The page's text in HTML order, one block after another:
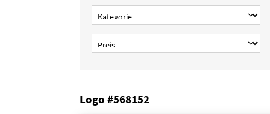
Logo #568152